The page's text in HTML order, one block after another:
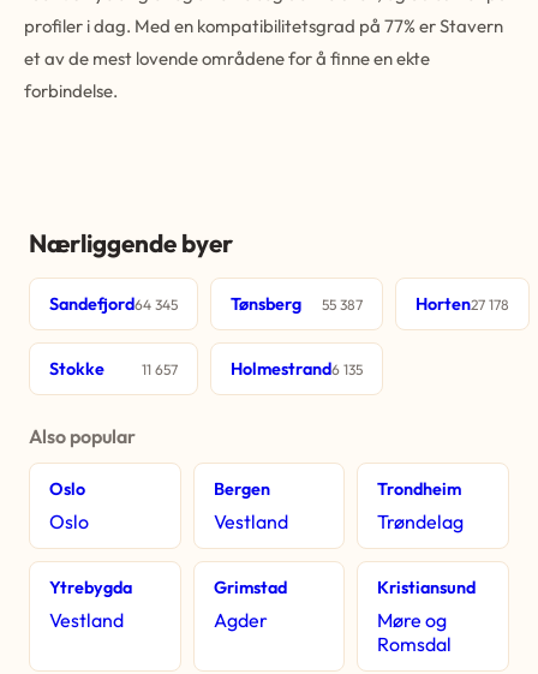
profiler i dag. Med en kompatibilitetsgrad på 77% er Stavern
et av de mest lovende områdene for å finne en ekte
forbindelse.
Nærliggende byer
Sandefjord64 345 Tønsberg 55 387 Horten27 178
Stokke 11 657 Holmestrand6 135
Also popular
Oslo
Oslo
Bergen
Vestland
Trondheim
Trøndelag
Ytrebygda
Vestland
Grimstad
Agder
Kristiansund
Møre og
Romsdal